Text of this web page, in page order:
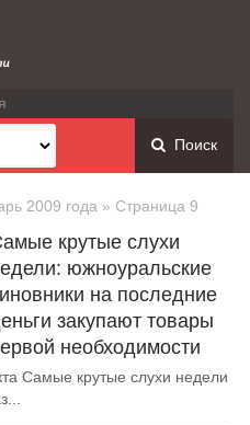
Поиск
2009 года » Страница 9
крутые слухи
южноуральские
на последние
закупают товары
необходимости
Самые крутые слухи недели